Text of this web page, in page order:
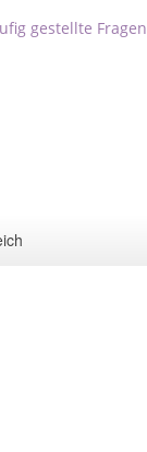
gestellte Fragen